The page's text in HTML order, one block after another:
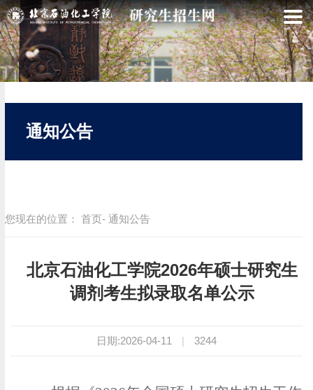
通知公告
您现在的位置： 首页- 通知公告
北京石油化工学院2026年硕士研究生
调剂考生拟录取名单公示
日期:2026-04-11 | 3244